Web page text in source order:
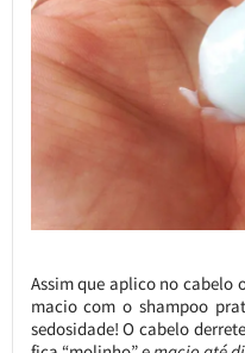
Assim que aplico no cabelo
macio com o shampoo
sedosidade! O cabelo